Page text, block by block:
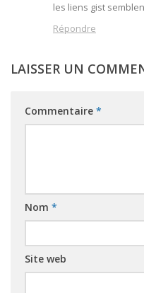
les liens gist
Répondre
LAISSER UN
Commentaire *
Nom *
Site web